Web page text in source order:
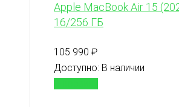
Apple MacBook Air 15
16/256 ГБ
105 990 ₽
Доступно: В наличии